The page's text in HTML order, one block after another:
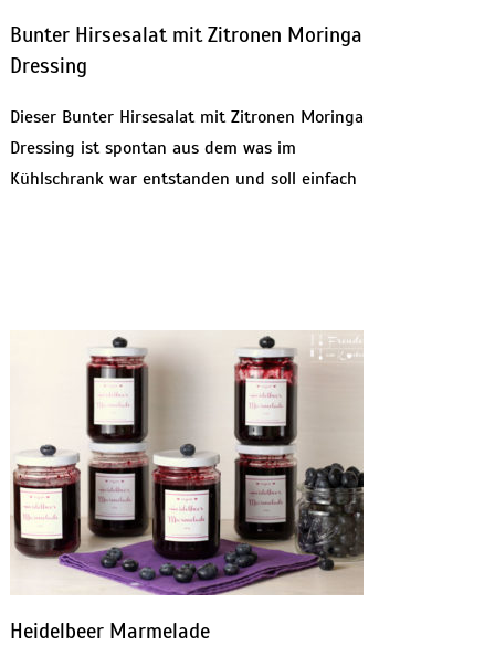
Bunter Hirsesalat mit Zitronen Moringa
Dressing
Dieser Bunter Hirsesalat mit Zitronen Moringa
Dressing ist spontan aus dem was im
Kühlschrank war entstanden und soll einfach
Heidelbeer Marmelade